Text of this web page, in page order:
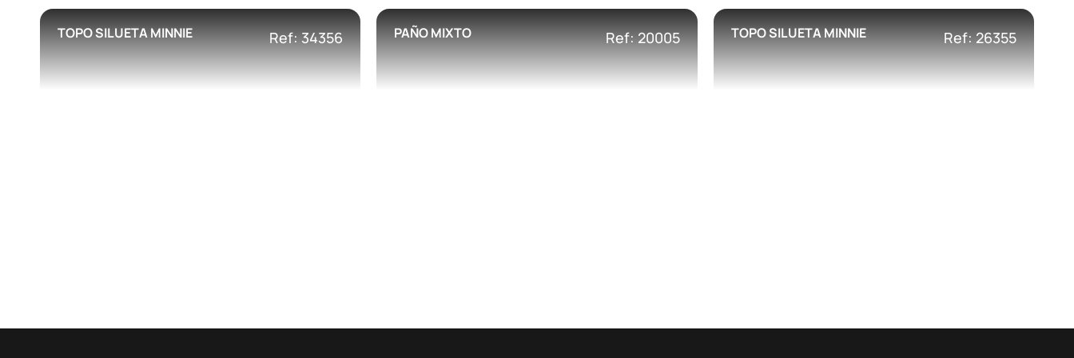
TOPO SILUETA MINNIE Ref: 34356 PAÑO MIXTO Ref: 20005 TOPO SILUETA MINNIE Ref: 26355